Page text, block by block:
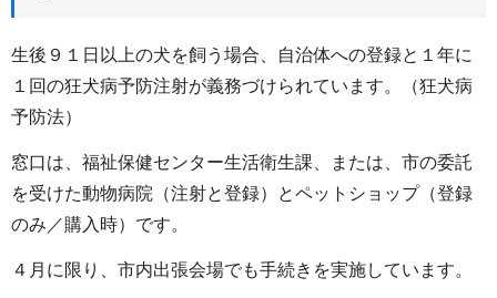
生後９１日以上の犬を飼う場合、自治体への登録と１年に
１回の狂犬病予防注射が義務づけられています。（狂犬病
予防法）
窓口は、福祉保健センター生活衛生課、または、市の委託
を受けた動物病院（注射と登録）とペットショップ（登録
のみ／購入時）です。
４月に限り、市内出張会場でも手続きを実施しています。